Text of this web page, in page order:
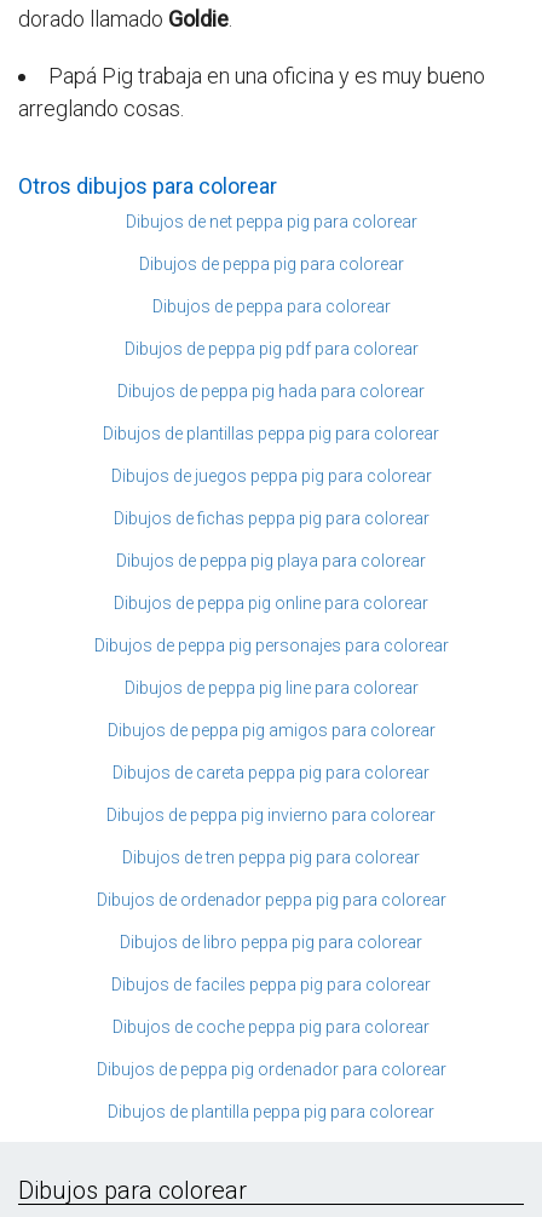
dorado llamado Goldie
Papá Pig trabaja en una oficina y es muy bueno
arreglando cosas.
Otros dibujos para colorear
Dibujos de net peppa pig para colorear
Dibujos de peppa pig para colorear
Dibujos de peppa para colorear
Dibujos de peppa pig pdf para colorear
Dibujos de peppa pig hada para colorear
Dibujos de plantillas peppa pig para colorear
Dibujos de juegos peppa pig para colorear
Dibujos de fichas peppa pig para colorear
Dibujos de peppa pig playa para colorear
Dibujos de peppa pig online para colorear
Dibujos de peppa pig personajes para colorear
Dibujos de peppa pig line para colorear
Dibujos de peppa pig amigos para colorear
Dibujos de careta peppa pig para colorear
Dibujos de peppa pig invierno para colorear
Dibujos de tren peppa pig para colorear
Dibujos de ordenador peppa pig para colorear
Dibujos de libro peppa pig para colorear
Dibujos de faciles peppa pig para colorear
Dibujos de coche peppa pig para colorear
Dibujos de peppa pig ordenador para colorear
Dibujos de plantilla peppa pig para colorear
Dibujos para colorear